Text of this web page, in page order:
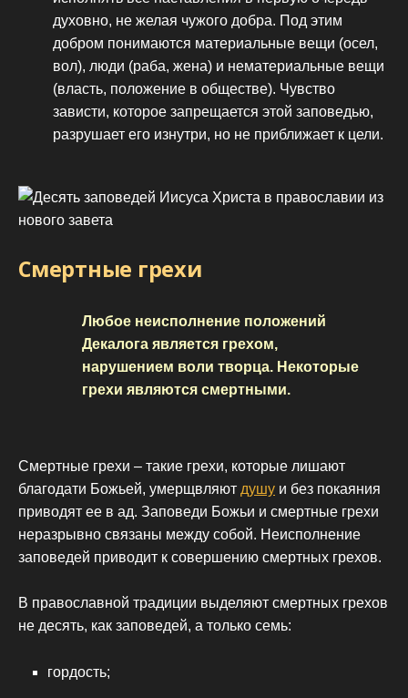
духовно, не желая чужого добра. Под этим
добром понимаются материальные вещи (осел,
вол), люди (раба, жена) и нематериальные вещи
(власть, положение в обществе). Чувство
зависти, которое запрещается этой заповедью,
разрушает его изнутри, но не приближает к цели.
Смертные грехи
Любое неисполнение положений
Декалога является грехом,
нарушением воли творца. Некоторые
грехи являются смертными.
Смертные грехи – такие грехи, которые лишают
благодати Божьей, умерщвляют душу и без покаяния
приводят ее в ад. Заповеди Божьи и смертные грехи
неразрывно связаны между собой. Неисполнение
заповедей приводит к совершению смертных грехов.
В православной традиции выделяют смертных грехов
не десять, как заповедей, а только семь:
гордость;